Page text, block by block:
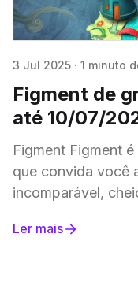
3 Jul 2025 · 1 minuto
Figment de
até 10/07/
Figment Figment é um jogo de ação e aventura
que convida você
incomparável,
Ler mais